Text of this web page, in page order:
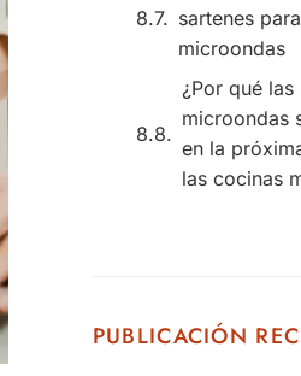
sartenes
microondas
¿Por qué las
microondas
en la
las cocinas
PUBLICACIÓN